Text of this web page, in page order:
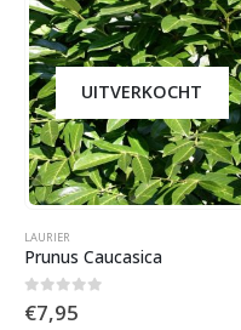
UITVERKOCHT
LAURIER
Prunus Caucasica
0out of 5
€7,95